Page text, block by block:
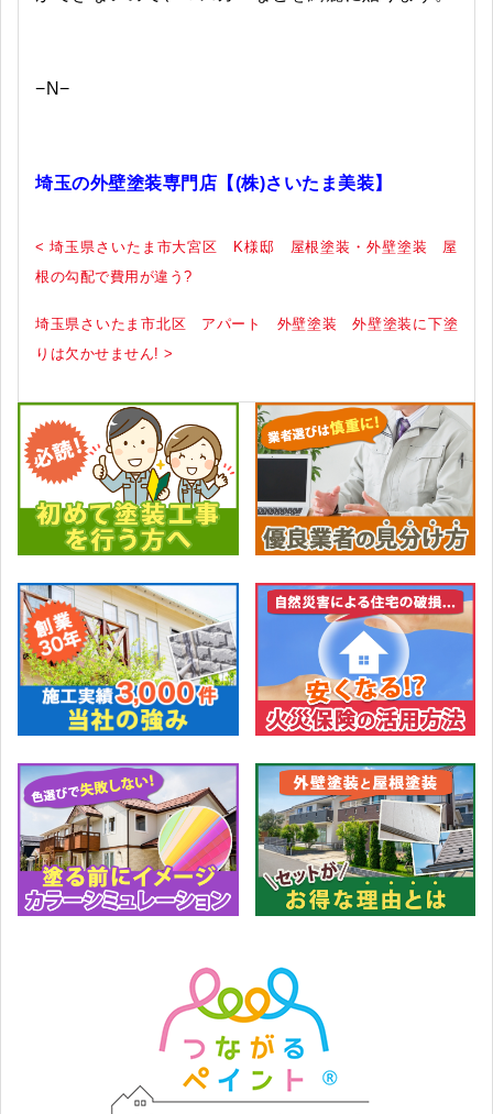
−N−
埼玉の外壁塗装専門店【(株)さいたま美装】
< 埼玉県さいたま市大宮区 K様邸 屋根塗装・外壁塗装 屋
根の勾配で費用が違う?
埼玉県さいたま市北区 アパート 外壁塗装 外壁塗装に下塗
りは欠かせません! >